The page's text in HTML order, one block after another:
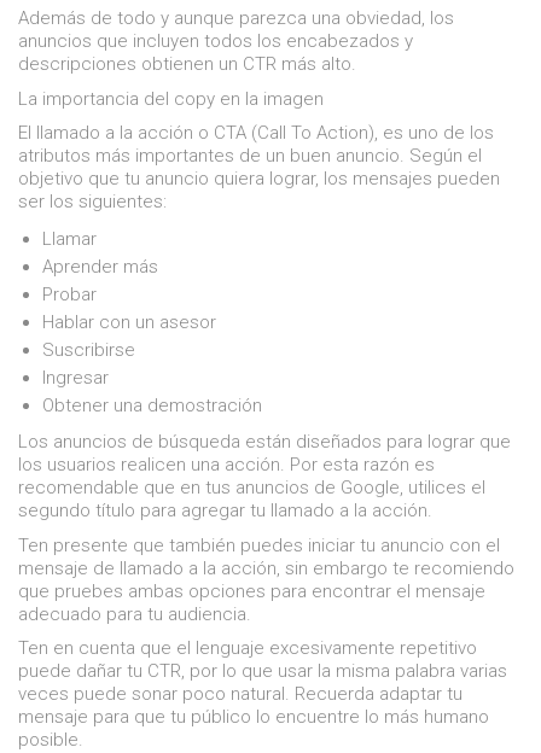
Además de todo y aunque parezca una obviedad, los
anuncios que incluyen todos los encabezados y
descripciones obtienen un CTR más alto.
La importancia del copy en la imagen
El llamado a la acción o CTA (Call To Action), es uno de los
atributos más importantes de un buen anuncio. Según el
objetivo que tu anuncio quiera lograr, los mensajes pueden
ser los siguientes:
Llamar
Aprender más
Probar
Hablar con un asesor
Suscribirse
Ingresar
Obtener una demostración
Los anuncios de búsqueda están diseñados para lograr que
los usuarios realicen una acción. Por esta razón es
recomendable que en tus anuncios de Google, utilices el
segundo título para agregar tu llamado a la acción.
Ten presente que también puedes iniciar tu anuncio con el
mensaje de llamado a la acción, sin embargo te recomiendo
que pruebes ambas opciones para encontrar el mensaje
adecuado para tu audiencia.
Ten en cuenta que el lenguaje excesivamente repetitivo
puede dañar tu CTR, por lo que usar la misma palabra varias
veces puede sonar poco natural. Recuerda adaptar tu
mensaje para que tu público lo encuentre lo más humano
posible.